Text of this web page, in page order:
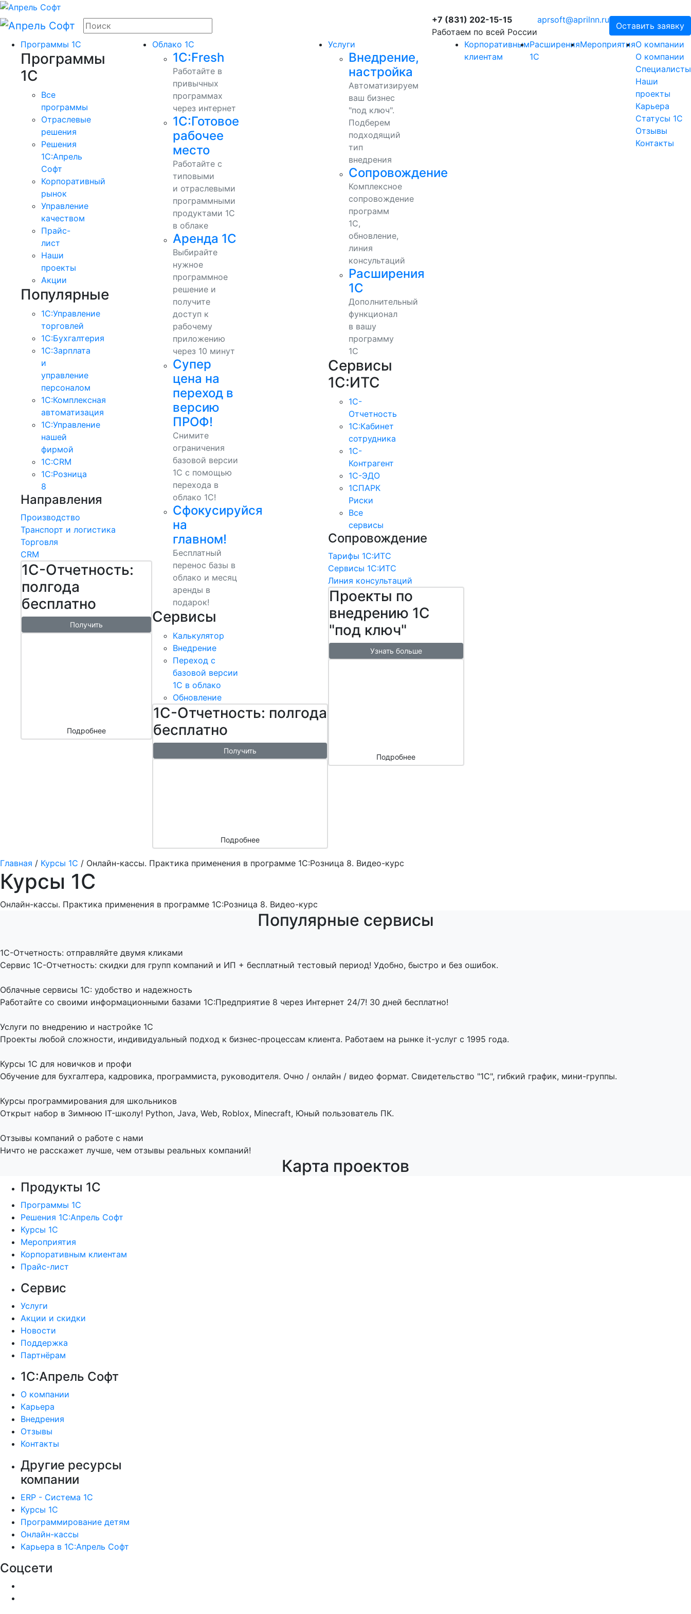
+7 (831) 202-15-15
Работаем по всей России
aprsoft@aprilnn.ru
Оставить заявку
Программы 1С
Программы
1С
Все
программы
Отраслевые
решения
Решения
1C:Апрель
Софт
Корпоративный
рынок
Управление
качеством
Прайс-
лист
Наши
проекты
Акции
Популярные
1С:Управление
торговлей
1С:Бухгалтерия
1С:Зарплата
и
управление
персоналом
1С:Комплексная
автоматизация
1С:Управление
нашей
фирмой
1С:CRM
1С:Розница
8
Направления
Производство
Транспорт и логистика
Торговля
CRM
1С-Отчетность:
полгода
бесплатно
Получить
Подробнее
Облако 1С
1С:Fresh
Работайте в
привычных
программах
через интернет
1С:Готовое
рабочее
место
Работайте с
типовыми
и отраслевыми
программными
продуктами 1С
в облаке
Аренда 1С
Выбирайте
нужное
программное
решение и
получите
доступ к
рабочему
приложению
через 10 минут
Супер
цена на
переход в
версию
ПРОФ!
Снимите
ограничения
базовой версии
1С с помощью
перехода в
облако 1С!
Сфокусируйся
на
главном!
Бесплатный
перенос базы в
облако и месяц
аренды в
подарок!
Сервисы
Калькулятор
Внедрение
Переход с
базовой версии
1С в облако
Обновление
1С-Отчетность: полгода
бесплатно
Получить
Подробнее
Услуги
Внедрение,
настройка
Автоматизируем
ваш бизнес
"под ключ".
Подберем
подходящий
тип
внедрения
Сопровождение
Комплексное
сопровождение
программ
1С,
обновление,
линия
консультаций
Расширения
1С
Дополнительный
функционал
в вашу
программу
1С
Сервисы
1С:ИТС
1С-
Отчетность
1С:Кабинет
сотрудника
1С-
Контрагент
1С-ЭДО
1СПАРК
Риски
Все
сервисы
Сопровождение
Тарифы 1С:ИТС
Сервисы 1С:ИТС
Линия консультаций
Проекты по
внедрению 1С
"под ключ"
Узнать больше
Подробнее
Корпоративным
клиентам
Расширения
1С
МероприятияО компании
О компании
Специалисты
Наши
проекты
Карьера
Статусы 1С
Отзывы
Контакты
Главная / Курсы 1С / Онлайн-кассы. Практика применения в программе 1С:Розница 8. Видео-курс
Курсы 1С
Онлайн-кассы. Практика применения в программе 1С:Розница 8. Видео-курс
Популярные сервисы
1C-Отчетность: отправляйте двумя кликами
Сервис 1С-Отчетность: скидки для групп компаний и ИП + бесплатный тестовый период! Удобно, быстро и без ошибок.
Облачные сервисы 1С: удобство и надежность
Работайте со своими информационными базами 1С:Предприятие 8 через Интернет 24/7! 30 дней бесплатно!
Услуги по внедрению и настройке 1С
Проекты любой сложности, индивидуальный подход к бизнес-процессам клиента. Работаем на рынке it-услуг с 1995 года.
Курсы 1С для новичков и профи
Обучение для бухгалтера, кадровика, программиста, руководителя. Очно / онлайн / видео формат. Свидетельство "1С", гибкий график, мини-группы.
Курсы программирования для школьников
Открыт набор в Зимнюю IT-школу! Python, Java, Web, Roblox, Minecraft, Юный пользователь ПК.
Отзывы компаний о работе с нами
Ничто не расскажет лучше, чем отзывы реальных компаний!
Карта проектов
Продукты 1С
Программы 1С
Решения 1С:Апрель Софт
Курсы 1С
Мероприятия
Корпоративным клиентам
Прайс-лист
Сервис
Услуги
Акции и скидки
Новости
Поддержка
Партнёрам
1С:Апрель Софт
О компании
Карьера
Внедрения
Отзывы
Контакты
Другие ресурсы
компании
ERP - Система 1С
Курсы 1С
Программирование детям
Онлайн-кассы
Карьера в 1С:Апрель Софт
Соцсети